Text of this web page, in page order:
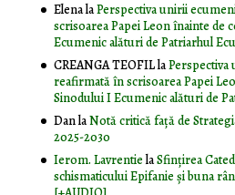
ElenalaPerspectiva unirii
scrisoarea Papei Leon înainte de
Ecumenic alături de Patriarhul
CREANGA TEOFILlaPerspectiva
reafirmată în scrisoarea Papei
Sinodului I Ecumenic alături de
DanlaNotă critică faţă de
2025-2030
Ierom. LavrentielaSfințirea
schismaticului Epifanie și buna